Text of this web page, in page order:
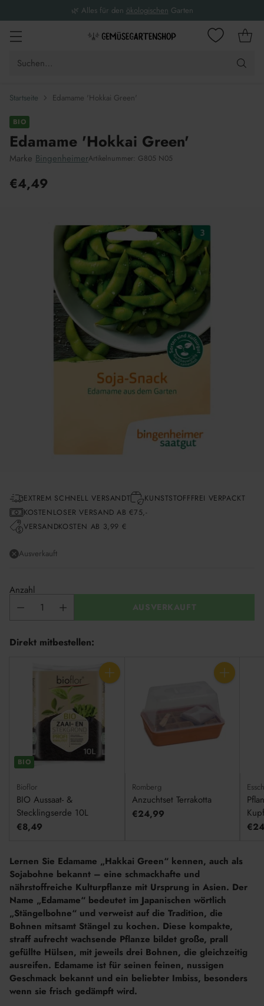
🌿 Alles für den ökologischen Garten
Suchen…
Startseite Edamame 'Hokkai Green'
BIO
Edamame 'Hokkai Green'
Marke BingenheimerArtikelnummer: G805 N05
Unverbindliche
€4,49
EXTREM SCHNELL VERSANDT
KUNSTSTOFFFREI VERPACKT
KOSTENLOSER VERSAND AB €75,-
VERSANDKOSTEN AB 3,99 €
Ausverkauft
Anzahl
AUSVERKAUFT
Direkt mitbestellen:
BIO
Anzahl
Bioflor
BIO Aussaat- &
Stecklingserde 10L
€8,49
Anzahl
Romberg
Anzuchtset Terrakotta
€24,99
Lernen Sie Edamame „Hakkai Green“ kennen, auch als
Sojabohne bekannt – eine schmackhafte und
nährstoffreiche Kulturpflanze mit Ursprung in Asien. Der
Name „Edamame“ bedeutet im Japanischen wörtlich
„Stängelbohne“ und verweist auf die Tradition, die
Bohnen mitsamt Stängel zu kochen. Diese kompakte,
straff aufrecht wachsende Pflanze bildet große, prall
gefüllte Hülsen, mit jeweils drei Bohnen, die gleichzeitig
ausreifen. Edamame ist für seinen feinen, nussigen
Geschmack bekannt und ein beliebter Imbiss, besonders
wenn sie frisch gedämpft wird.